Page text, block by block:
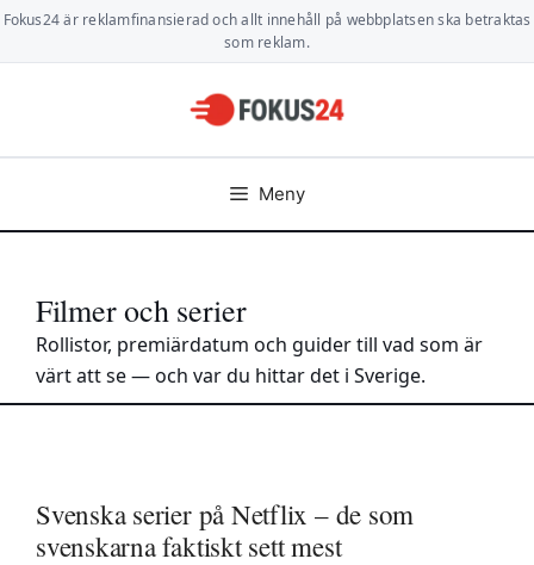
Hoppa
Fokus24 är reklamfinansierad och allt innehåll på webbplatsen ska betraktas
som reklam.
Meny
Filmer och serier
Rollistor, premiärdatum och guider till vad som är
värt att se — och var du hittar det i Sverige.
Svenska serier på Netflix – de som
svenskarna faktiskt sett mest